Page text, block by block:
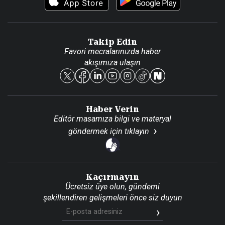
Reklam Ver
Takip Edin
Favori mecralarınızda haber
akışımıza ulaşın
Haber Verin
Editör masamıza bilgi ve materyal
göndermek için tıklayın
Kaçırmayın
Ücretsiz üye olun, gündemi
şekillendiren gelişmeleri önce siz duyun